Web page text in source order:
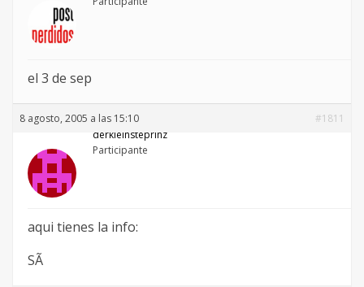
el 3 de sep
8 agosto, 2005 a las 15:10
#1811
derkleinsteprinz
Participante
aqui tienes la info:
SÃ